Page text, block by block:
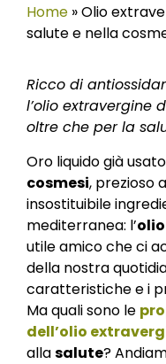
Home »Olio
salute e nella
Ricco di
l’olio extravergine
oltre che per la
Oro liquido già
cosmesi, prezioso
insostituibile
mediterranea: l’
utile amico che ci
della nostra
caratteristiche e i
Ma quali sono le
dell’olio
allasalute?